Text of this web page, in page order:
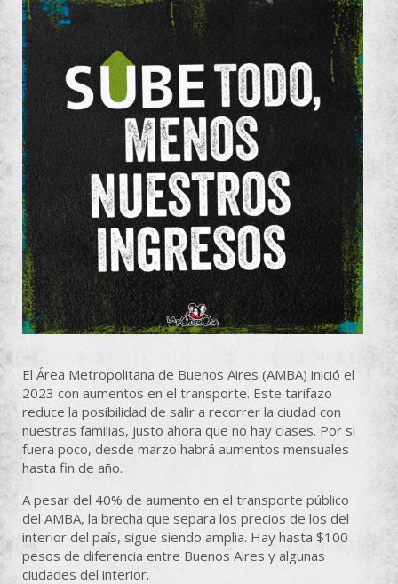
El Área Metropolitana de Buenos Aires (AMBA) inició el
2023 con aumentos en el transporte. Este tarifazo
reduce la posibilidad de salir a recorrer la ciudad con
nuestras familias, justo ahora que no hay clases. Por si
fuera poco, desde marzo habrá aumentos mensuales
hasta fin de año.
A pesar del 40% de aumento en el transporte público
del AMBA, la brecha que separa los precios de los del
interior del país, sigue siendo amplia. Hay hasta $100
pesos de diferencia entre Buenos Aires y algunas
ciudades del interior.